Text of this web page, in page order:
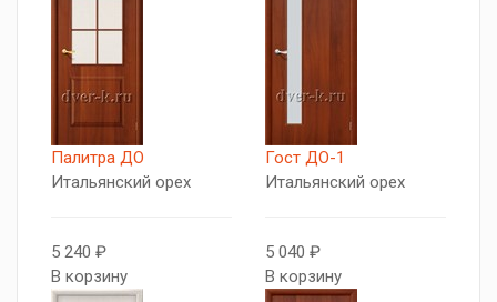
Палитра ДО
Итальянский орех
5 240 ₽
В корзину
Гост ДО-1
Итальянский орех
5 040 ₽
В корзину